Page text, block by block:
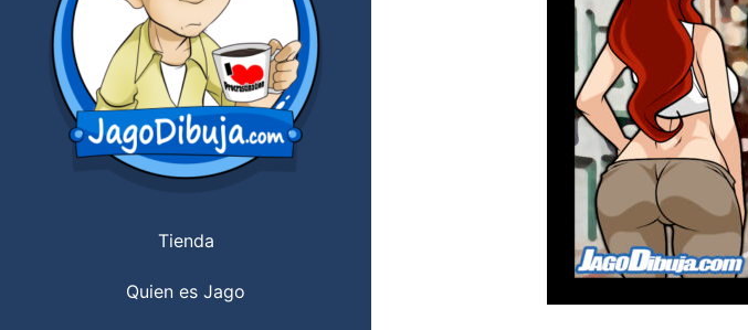
Tienda
Quien es Jago